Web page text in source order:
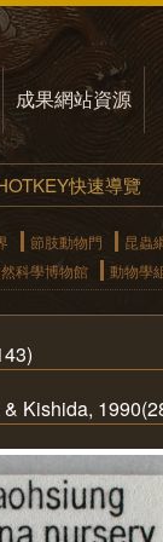
成果網站資源
快速導覽
節肢動物門
昆蟲
科學博物館 動物學
Kishida,